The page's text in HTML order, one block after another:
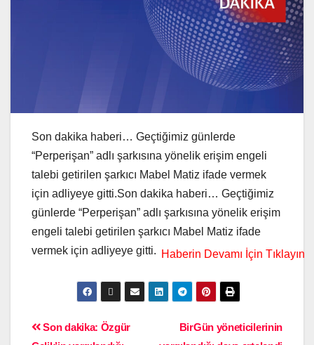
Son dakika haberi… Geçtiğimiz günlerde
“Perperişan” adlı şarkısına yönelik erişim engeli
talebi getirilen şarkıcı Mabel Matiz ifade vermek
için adliyeye gitti.Son dakika haberi… Geçtiğimiz
günlerde “Perperişan” adlı şarkısına yönelik erişim
engeli talebi getirilen şarkıcı Mabel Matiz ifade
vermek için adliyeye gitti.
BirGün yöneticilerinin
Son dakika: Özgür